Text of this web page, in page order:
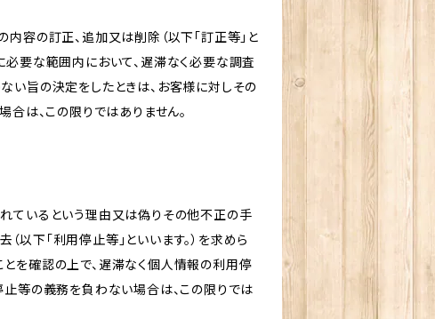
容の訂正、追加又は削除（以下「訂正等」と
必要な範囲内において、遅滞なく必要な調査
い旨の決定をしたときは、お客様に対しその
合は、この限りではありません。
ているという理由又は偽りその他不正の手
下「利用停止等」といいます。）を求めら
を確認の上で、遅滞なく個人情報の利用停
止等の義務を負わない場合は、この限りでは